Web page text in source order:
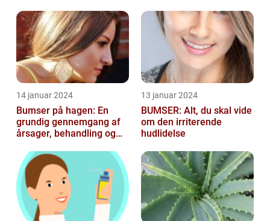
forebyggelse
14 januar 2024
Bumser på hagen: En
grundig gennemgang af
årsager, behandling og
13 januar 2024
BUMSER: Alt, du skal vide
om den irriterende
hudlidelse